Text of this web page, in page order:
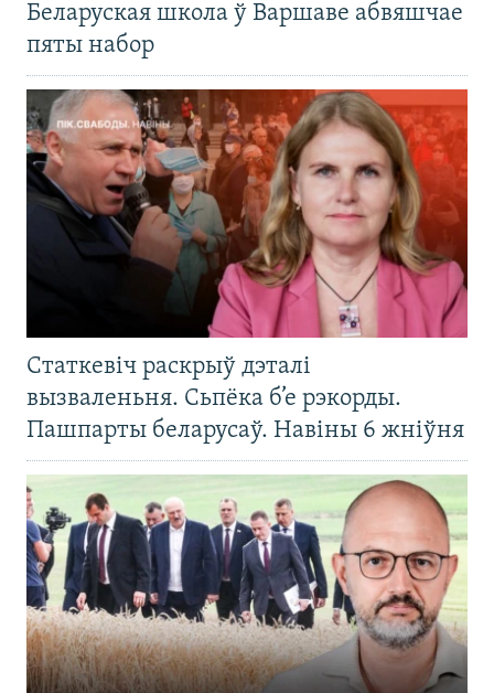
Беларуская школа ў Варшаве абвяшчае
пяты набор
Статкевіч раскрыў дэталі
вызваленьня. Сьпёка б’е рэкорды.
Пашпарты беларусаў. Навіны 6 жніўня